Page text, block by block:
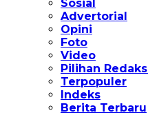
Sosial
Advertorial
Opini
Foto
Video
Pilihan
Terpopuler
Indeks
Berita Terbaru